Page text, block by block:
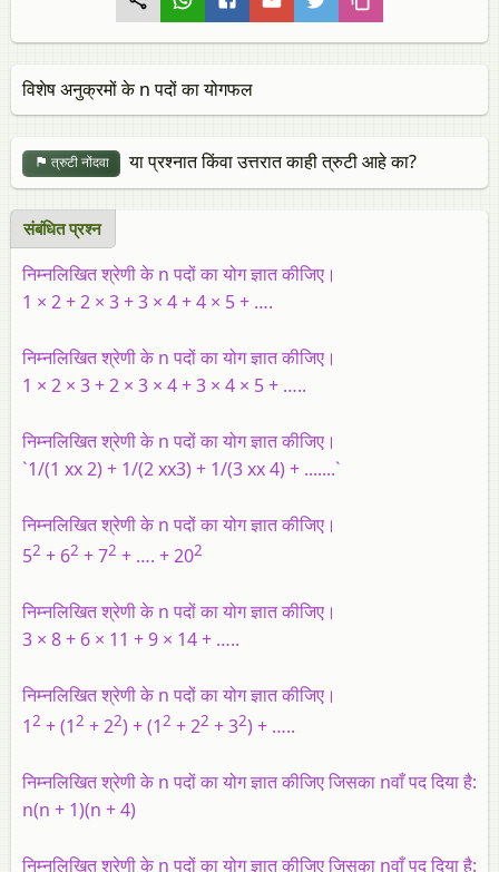
विशेष अनुक्रमों के n पदों का योगफल
त्रुटी नोंदवा या प्रश्नात किंवा उत्तरात काही त्रुटी आहे का?
संबंधित प्रश्‍न
निम्नलिखित श्रेणी के n पदों का योग ज्ञात कीजिए।
1 × 2 + 2 × 3 + 3 × 4 + 4 × 5 + ….
निम्नलिखित श्रेणी के n पदों का योग ज्ञात कीजिए।
1 × 2 × 3 + 2 × 3 × 4 + 3 × 4 × 5 + …..
निम्नलिखित श्रेणी के n पदों का योग ज्ञात कीजिए।
`1/(1 xx 2) + 1/(2 xx3) + 1/(3 xx 4) + .......`
निम्नलिखित श्रेणी के n पदों का योग ज्ञात कीजिए।
52 + 62 + 72 + …. + 202
निम्नलिखित श्रेणी के n पदों का योग ज्ञात कीजिए।
3 × 8 + 6 × 11 + 9 × 14 + …..
निम्नलिखित श्रेणी के n पदों का योग ज्ञात कीजिए।
12 + (12 + 22) + (12 + 22 + 32) + …..
निम्नलिखित श्रेणी के n पदों का योग ज्ञात कीजिए जिसका nवाँ पद दिया है:
n(n + 1)(n + 4)
निम्नलिखित श्रेणी के n पदों का योग ज्ञात कीजिए जिसका nवाँ पद दिया है: